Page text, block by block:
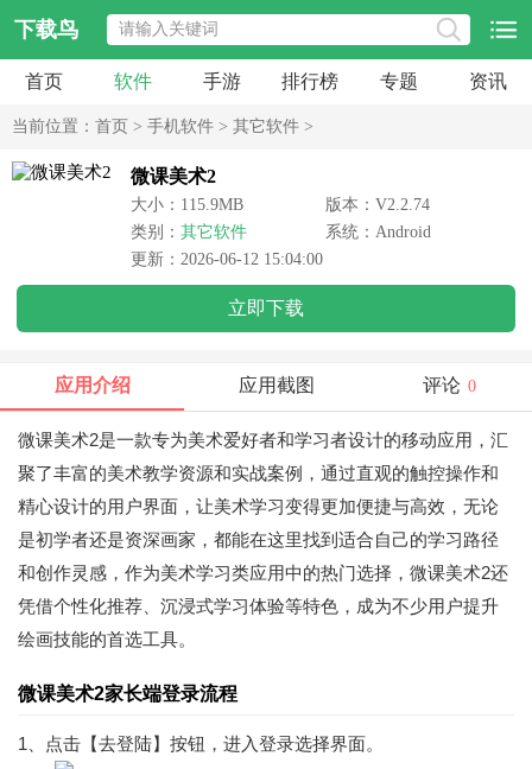
下载鸟
首页 软件 手游 排行榜 专题 资讯
当前位置： 首页 > 手机软件 > 其它软件 >
微课美术2
大小：115.9MB
版本：V2.2.74
类别： 其它软件
系统：Android
更新：2026-06-12 15:04:00
立即下载
应用介绍 应用截图 评论 0
微课美术2是一款专为美术爱好者和学习者设计的移动应用，汇
聚了丰富的美术教学资源和实战案例，通过直观的触控操作和
精心设计的用户界面，让美术学习变得更加便捷与高效，无论
是初学者还是资深画家，都能在这里找到适合自己的学习路径
和创作灵感，作为美术学习类应用中的热门选择，微课美术2还
凭借个性化推荐、沉浸式学习体验等特色，成为不少用户提升
绘画技能的首选工具。
微课美术2家长端登录流程
1、点击【去登陆】按钮，进入登录选择界面。